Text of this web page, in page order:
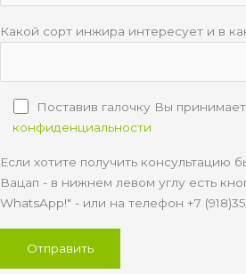
Какой сорт инжира интересует и в
Поставив галочку Вы
конфиденциальности
Если хотите получить консультацию
Вацап - в нижнем левом углу есть
WhatsApp!" - или на телефон +7